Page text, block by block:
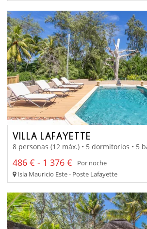
VILLA LAFAYETTE
8 personas (12 máx.) • 5 dormitorios • 5
486 € - 1 376 €
Por noche
Isla Mauricio Este - Poste Lafayette